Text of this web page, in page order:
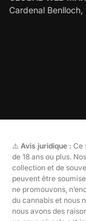
Cardenal
⚠️ Avis juridique : Ce
de 18 ans ou plus.
collection et de
peuvent être
ne promouvons,
du cannabis et nous
nous avons des